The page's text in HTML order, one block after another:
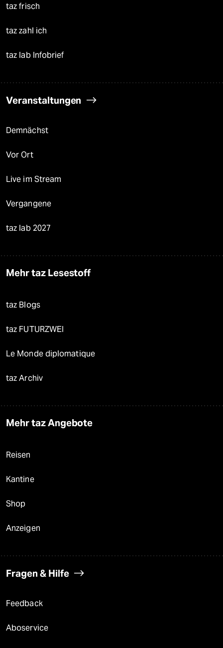
taz frisch
taz zahl ich
taz lab Infobrief
Veranstaltungen
Demnächst
Vor Ort
Live im Stream
Vergangene
taz lab 2027
Mehr taz Lesestoff
taz Blogs
taz FUTURZWEI
Le Monde diplomatique
taz Archiv
Mehr taz Angebote
Reisen
Kantine
Shop
Anzeigen
Fragen & Hilfe
Feedback
Aboservice